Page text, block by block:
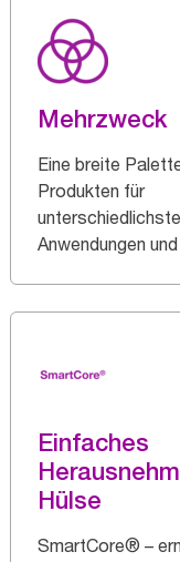
Mehrzweck
Eine breite
Produkten für
unterschiedlichste
Anwendungen
Einfaches
Hülse
SmartCore® –